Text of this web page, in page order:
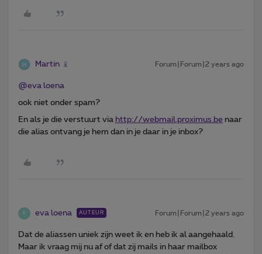
Martin Forum|Forum|2 years ago
@eva loena
ook niet onder spam?
En als je die verstuurt via http://webmail.proximus.be naar
die alias ontvang je hem dan in je daar in je inbox?
E eva loena AUTEUR Forum|Forum|2 years ago
Dat de aliassen uniek zijn weet ik en heb ik al aangehaald.
Maar ik vraag mij nu af of dat zij mails in haar mailbox